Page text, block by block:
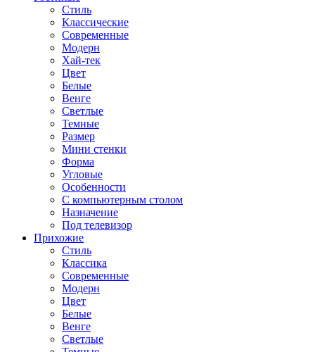
Стиль
Классические
Современные
Модерн
Хай-тек
Цвет
Белые
Венге
Светлые
Темные
Размер
Мини стенки
Форма
Угловые
Особенности
С компьютерным столом
Назначение
Под телевизор
Прихожие
Стиль
Классика
Современные
Модерн
Цвет
Белые
Венге
Светлые